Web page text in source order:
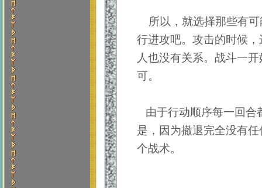
所以，就选择那些有可
行进攻吧。攻击的时候
人也没有关系。战斗一
可。
由于行动顺序每一回合
是，因为撤退完全没有
个战术。